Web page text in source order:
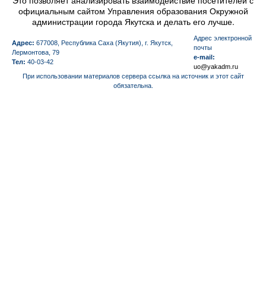
официальным сайтом Управления образования Окружной
администрации города Якутска и делать его лучше.
Адрес: 677008, Республика Саха (Якутия), г. Якутск,
Лермонтова, 79
Тел: 40-03-42
Aдрес электронной
почты
e-mail:
uo@yakadm.ru
При использовании материалов сервера ссылка на источник и этот сайт
обязательна.